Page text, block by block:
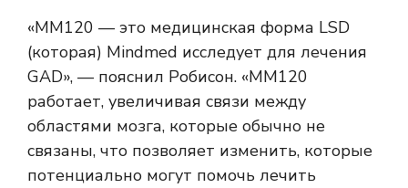
«MM120 — это медицинская форма LSD
(которая) Mindmed исследует для лечения
GAD», — пояснил Робисон. «MM120
работает, увеличивая связи между
областями мозга, которые обычно не
связаны, что позволяет изменить, которые
потенциально могут помочь лечить